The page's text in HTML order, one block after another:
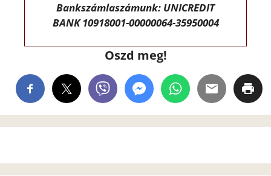
Bankszámlaszámunk: UNICREDIT
BANK 10918001-00000064-35950004
Oszd meg!